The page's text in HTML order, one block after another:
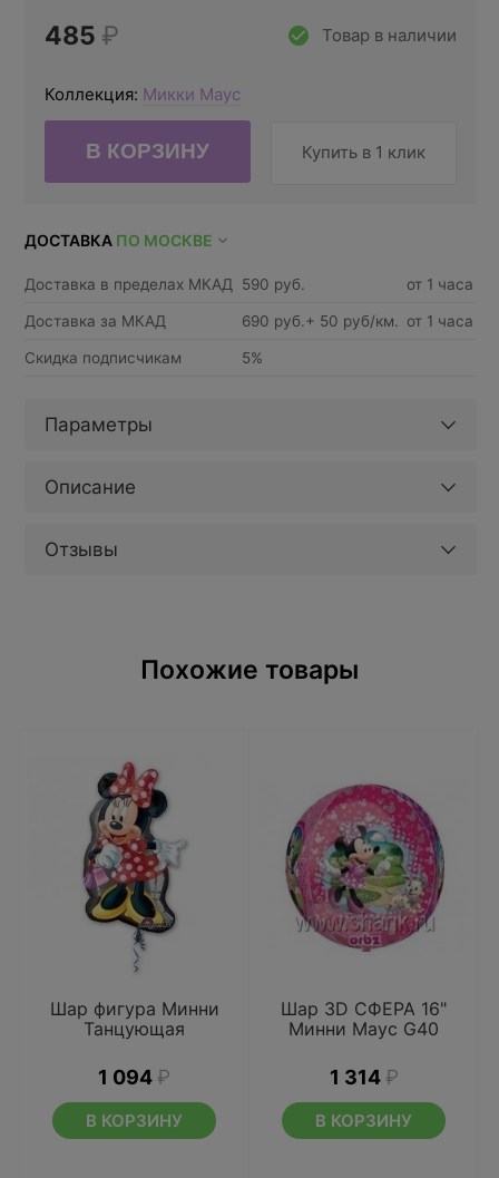
Товар в наличии
485 ₽
Коллекция: Микки Маус
Купить в 1 клик
ДОСТАВКА ПО МОСКВЕ
Доставка в пределах МКАД 590 руб. от 1 часа
Доставка за МКАД 690 руб.+ 50 руб/км. от 1 часа
Скидка подписчикам 5%
Параметры
Описание
Отзывы
Похожие товары
Шар фигура Минни
Танцующая
1 094 ₽
В КОРЗИНУ
Шар 3D СФЕРА 16"
Минни Маус G40
1 314 ₽
В КОРЗИНУ